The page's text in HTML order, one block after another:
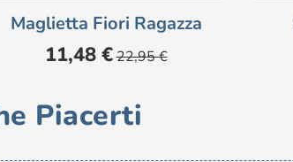
Maglietta Fiori Ragazza
Prezzo
11,48 € Prezzo
base
22,95 €
Piacerti